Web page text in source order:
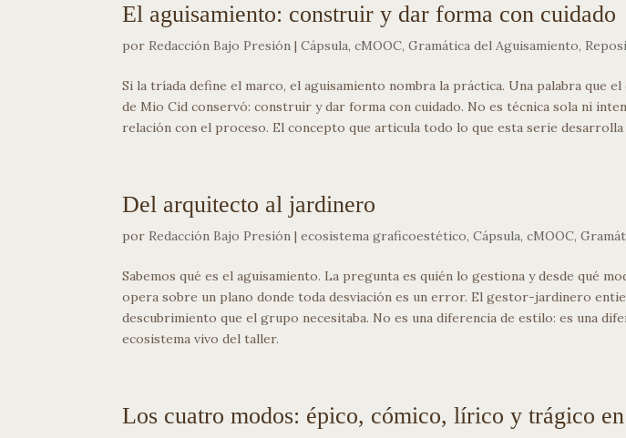
El aguisamiento: construir y dar forma con cuidado
por Redacción Bajo Presión |Cápsula,cMOOC,Gramática del Aguisamiento,
Si la tríada define el marco, el aguisamiento nombra la práctica. Una palabra que
de Mio Cid conservó: construir y dar forma con cuidado. No es técnica sola ni
relación con el proceso. El concepto que articula todo lo que esta serie
Del arquitecto al jardinero
por Redacción Bajo Presión |ecosistema graficoestético,Cápsula,cMOOC,
Sabemos qué es el aguisamiento. La pregunta es quién lo gestiona y desde qué
opera sobre un plano donde toda desviación es un error. El gestor-jardinero
descubrimiento que el grupo necesitaba. No es una diferencia de estilo: es una
ecosistema vivo del taller.
Los cuatro modos: épico, cómico, lírico y trágico